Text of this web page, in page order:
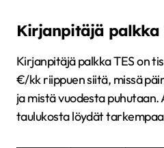
Kirjanpitäjä palkka
Kirjanpitäjä palkka TES on
€/kk riippuen siitä, missä
ja mistä vuodesta puhutaan.
taulukosta löydät